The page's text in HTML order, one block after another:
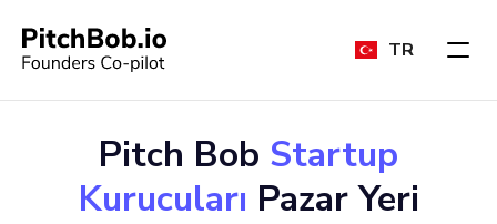
TR
Pitch Bob Startup
Kurucuları Pazar Yeri